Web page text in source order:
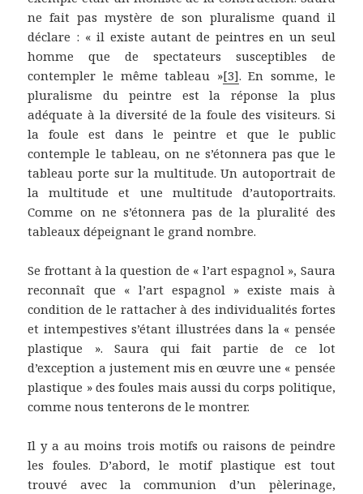
ne fait pas mystère de son pluralisme quand il
déclare : « il existe autant de peintres en un seul
homme que de spectateurs susceptibles de
contempler le même tableau »[3]. En somme, le
pluralisme du peintre est la réponse la plus
adéquate à la diversité de la foule des visiteurs. Si
la foule est dans le peintre et que le public
contemple le tableau, on ne s’étonnera pas que le
tableau porte sur la multitude. Un autoportrait de
la multitude et une multitude d’autoportraits.
Comme on ne s’étonnera pas de la pluralité des
tableaux dépeignant le grand nombre.
Se frottant à la question de « l’art espagnol », Saura
reconnaît que « l’art espagnol » existe mais à
condition de le rattacher à des individualités fortes
et intempestives s’étant illustrées dans la « pensée
plastique ». Saura qui fait partie de ce lot
d’exception a justement mis en œuvre une « pensée
plastique » des foules mais aussi du corps politique,
comme nous tenterons de le montrer.
Il y a au moins trois motifs ou raisons de peindre
les foules. D’abord, le motif plastique est tout
trouvé avec la communion d’un pèlerinage,